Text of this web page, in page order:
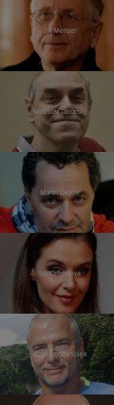
Jiří Menzel
Miroslav Táborský
Martin Dejdar
Iva Kubelková
Stanislav Bartůšek